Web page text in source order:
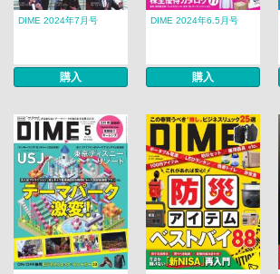
DIME 2024年7月号
購入
DIME 2024年6.5月号
購入